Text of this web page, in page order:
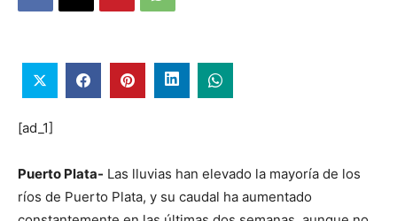
[ad_1]
Puerto Plata- Las lluvias han elevado la mayoría de los
ríos de Puerto Plata, y su caudal ha aumentado